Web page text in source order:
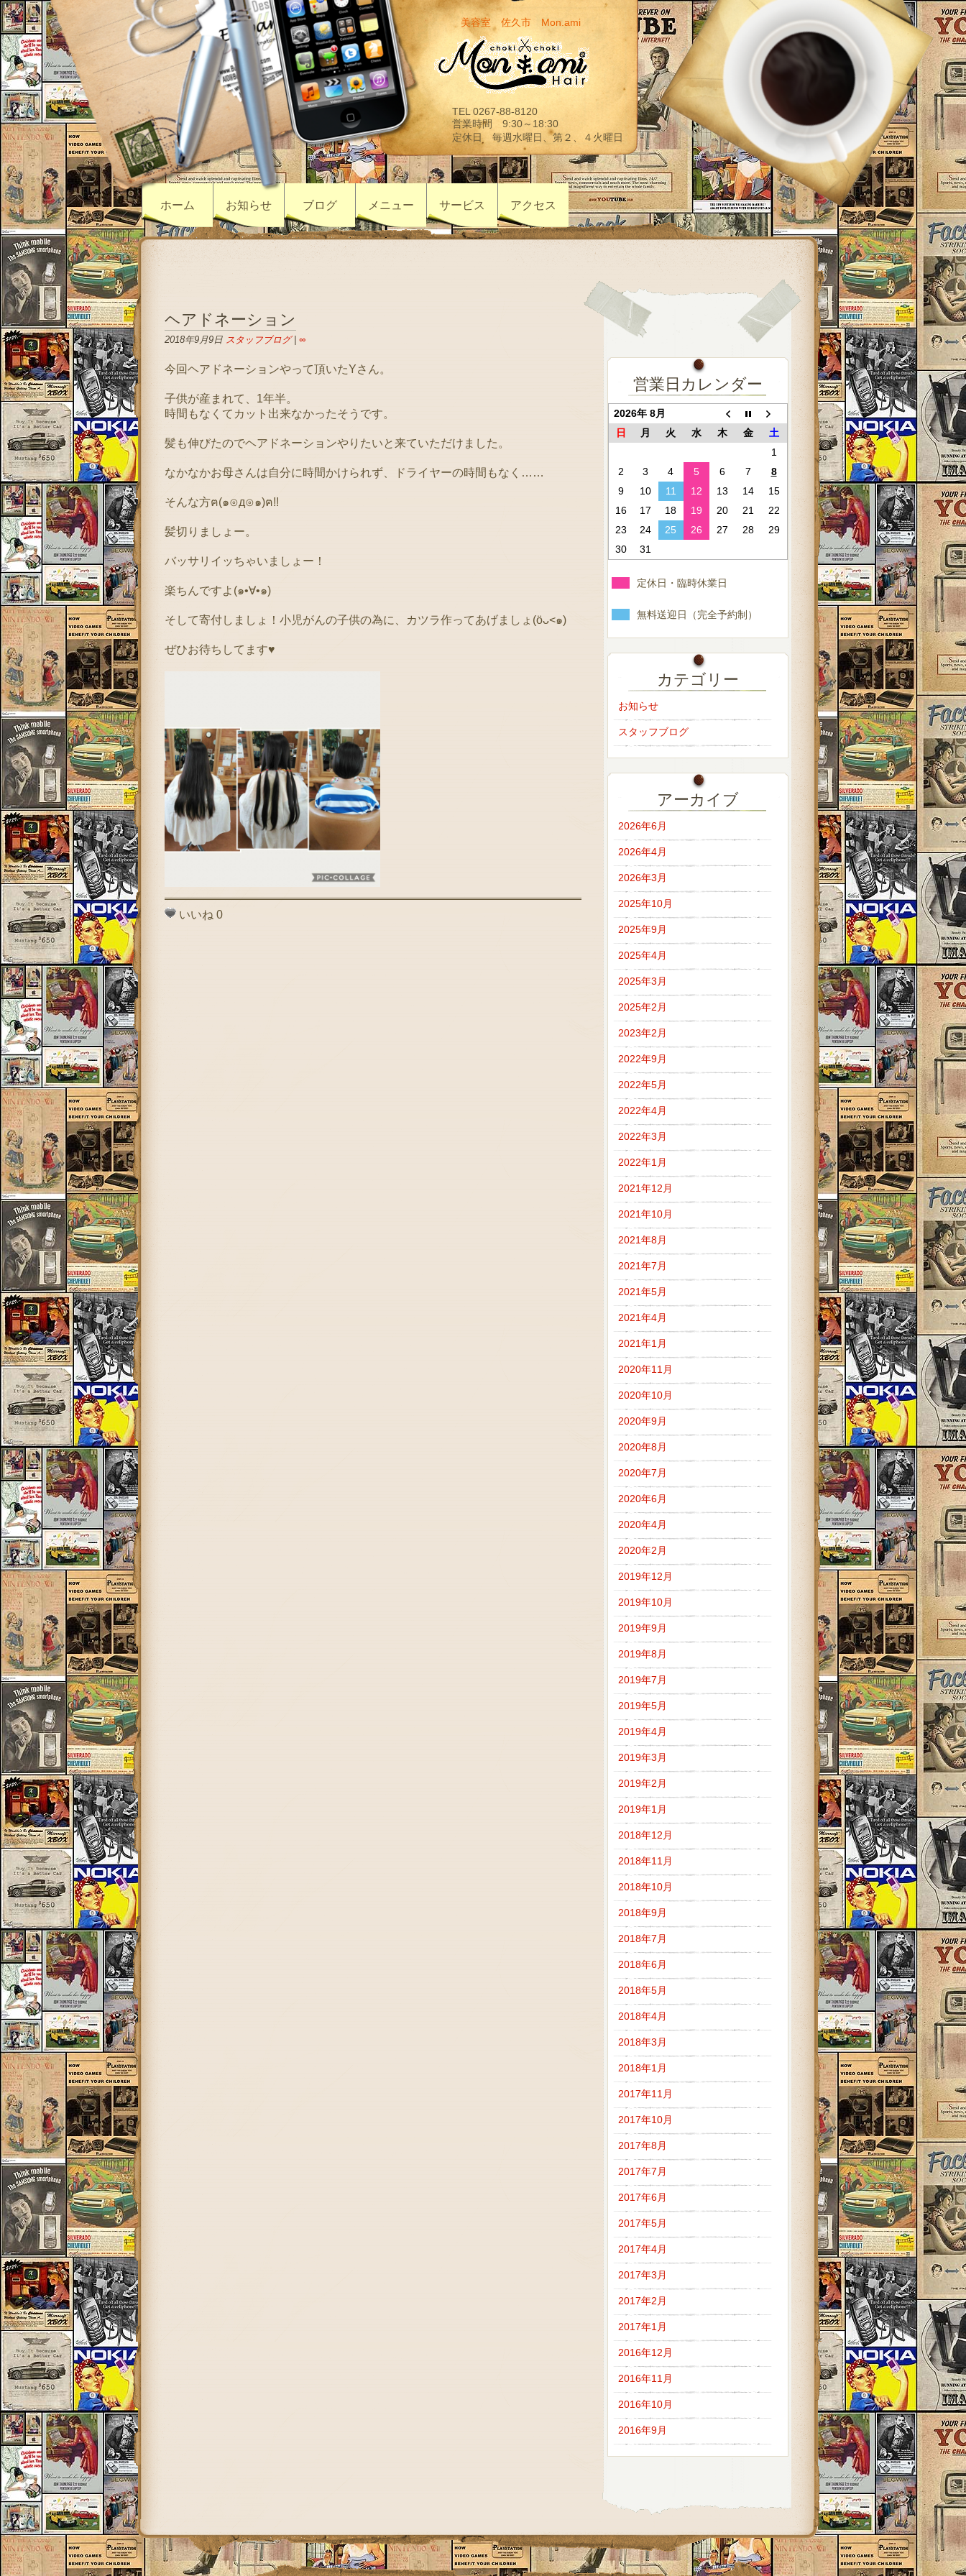
美容室 佐久市 Mon.ami
TEL 0267-88-8120
営業時間 9:30～18:30
定休日 毎週水曜日、第２、４火曜日
ホーム お知らせ ブログ メニュー サービス アクセス
ヘアドネーション
2018年9月9日 スタッフブログ| ∞
今回ヘアドネーションやって頂いたYさん。
子供が産まれて、1年半。
時間もなくてカット出来なかったそうです。
髪も伸びたのでヘアドネーションやりたいと来ていただけました。
なかなかお母さんは自分に時間かけられず、ドライヤーの時間もなく……
そんな方ฅ(๑⊙д⊙๑)ฅ!!
髪切りましょー。
バッサリイッちゃいましょー！
楽ちんですよ(๑•∀•๑)
そして寄付しましょ！小児がんの子供の為に、カツラ作ってあげましょ(öᴗ<๑)
ぜひお待ちしてます♥
いいね 0
営業日カレンダー
2026年 8月
日
月 火 水 木 金
土
1
2
3 4 5 6 7
8
9
10 11 12 13 14
15
16
17 18 19 20 21
22
23
24 25 26 27 28
29
30
31
定休日・臨時休業日
無料送迎日（完全予約制）
カテゴリー
お知らせ
スタッフブログ
アーカイブ
2026年6月
2026年4月
2026年3月
2025年10月
2025年9月
2025年4月
2025年3月
2025年2月
2023年2月
2022年9月
2022年5月
2022年4月
2022年3月
2022年1月
2021年12月
2021年10月
2021年8月
2021年7月
2021年5月
2021年4月
2021年1月
2020年11月
2020年10月
2020年9月
2020年8月
2020年7月
2020年6月
2020年4月
2020年2月
2019年12月
2019年10月
2019年9月
2019年8月
2019年7月
2019年5月
2019年4月
2019年3月
2019年2月
2019年1月
2018年12月
2018年11月
2018年10月
2018年9月
2018年7月
2018年6月
2018年5月
2018年4月
2018年3月
2018年1月
2017年11月
2017年10月
2017年8月
2017年7月
2017年6月
2017年5月
2017年4月
2017年3月
2017年2月
2017年1月
2016年12月
2016年11月
2016年10月
2016年9月